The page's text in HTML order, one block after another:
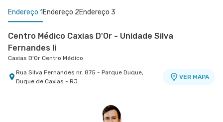
Endereço 1 Endereço 2Endereço 3
Centro Médico Caxias D'Or - Unidade Silva
Fernandes Ii
Caxias D'Or Centro Médico
Rua Silva Fernandes nr. 875 - Parque Duque,
Duque de Caxias - RJ
VER MAPA
Rua da Gloria nr. 122 5° Andar - Gloria, Rio de
Rua Dois de Dezembro nr. 38 11º Andar -